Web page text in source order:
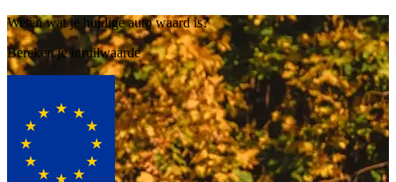
Weten wat je huidige auto waard is?
Bereken je inruilwaarde